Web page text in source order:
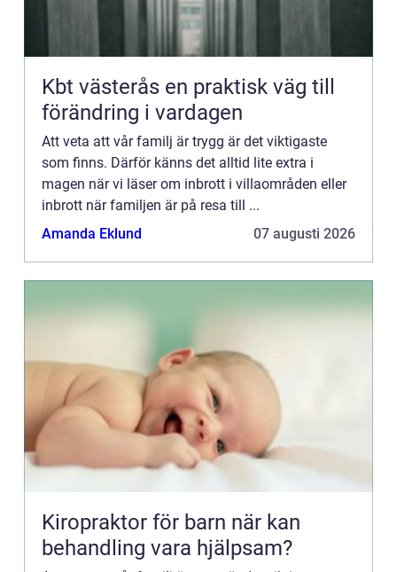
Kbt västerås en praktisk väg till
förändring i vardagen
Att veta att vår familj är trygg är det viktigaste
som finns. Därför känns det alltid lite extra i
magen när vi läser om inbrott i villaområden eller
inbrott när familjen är på resa till ...
Amanda Eklund
07 augusti 2026
Kiropraktor för barn när kan
behandling vara hjälpsam?